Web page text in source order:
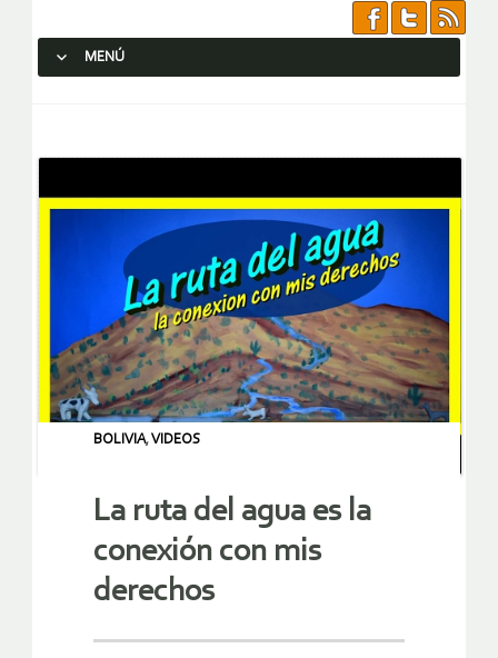
MENÚ
BOLIVIA,VIDEOS
La ruta del agua es la
conexión con mis
derechos